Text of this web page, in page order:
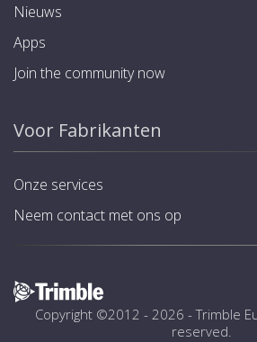
Nieuws
Apps
Join the community now
Voor Fabrikanten
Onze services
Neem contact met ons op
Copyright ©2012 - 2026 -Trimble
reserved.